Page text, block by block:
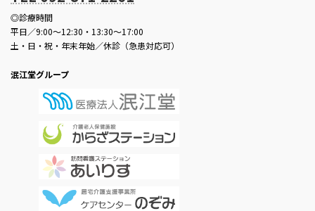
◎診療時間
平日／9:00～12:30・13:30～17:00
土・日・祝・年末年始／休診（急患対応可）
泯江堂グループ